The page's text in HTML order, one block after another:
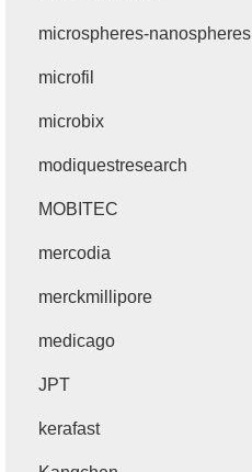
microspheres-nanospheres
microfil
microbix
modiquestresearch
MOBITEC
mercodia
merckmillipore
medicago
JPT
kerafast